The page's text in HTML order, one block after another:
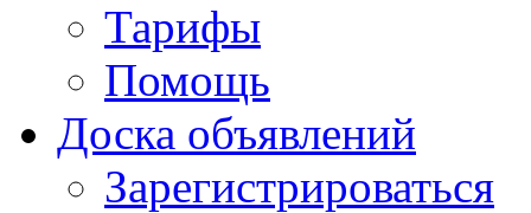
Тарифы
Помощь
Доска объявлений
Зарегистрироваться